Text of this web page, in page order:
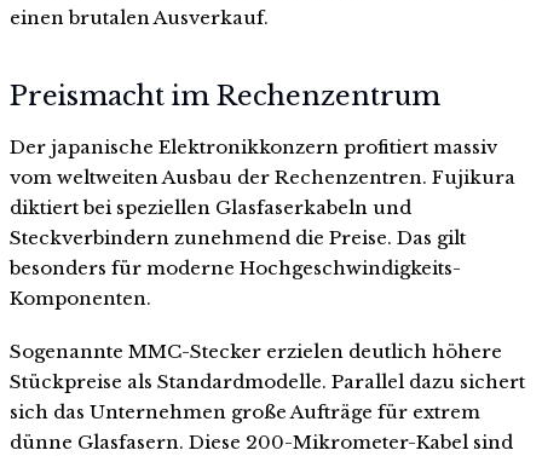
einen brutalen Ausverkauf.
Preismacht im Rechenzentrum
Der japanische Elektronikkonzern profitiert massiv
vom weltweiten Ausbau der Rechenzentren. Fujikura
diktiert bei speziellen Glasfaserkabeln und
Steckverbindern zunehmend die Preise. Das gilt
besonders für moderne Hochgeschwindigkeits-
Komponenten.
Sogenannte MMC-Stecker erzielen deutlich höhere
Stückpreise als Standardmodelle. Parallel dazu sichert
sich das Unternehmen große Aufträge für extrem
dünne Glasfasern. Diese 200-Mikrometer-Kabel sind